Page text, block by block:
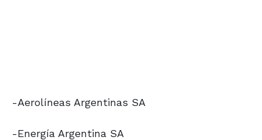
-Aerolíneas Argentinas SA
-Energía Argentina SA